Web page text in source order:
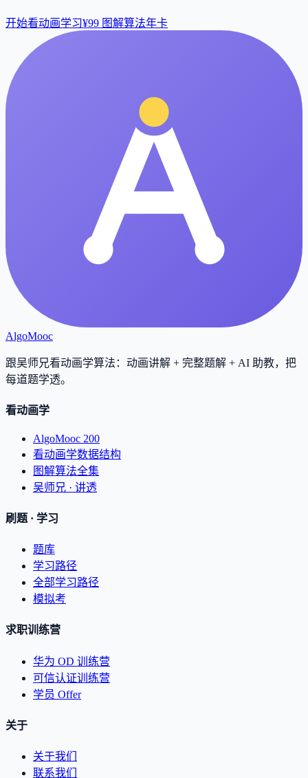
开始看动画学习¥99 图解算法年卡
AlgoMooc
跟吴师兄看动画学算法：动画讲解 + 完整题解 + AI 助教，把
每道题学透。
看动画学
AlgoMooc 200
看动画学数据结构
图解算法全集
吴师兄 · 讲透
刷题 · 学习
题库
学习路径
全部学习路径
模拟考
求职训练营
华为 OD 训练营
可信认证训练营
学员 Offer
关于
关于我们
联系我们